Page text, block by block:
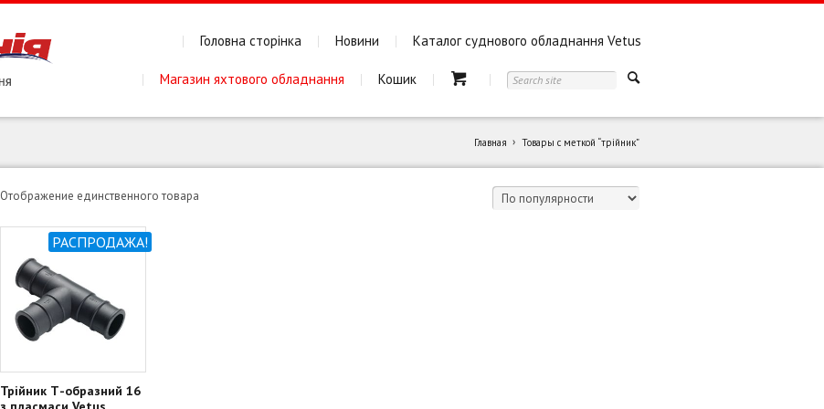
Головна сторінка Новини Каталог суднового обладнання Vetus
Магазин яхтового обладнання Кошик
Главная Товары с меткой “трійник”
Отображение единственного товара
РАСПРОДАЖА!
Трійник Т-образний 16